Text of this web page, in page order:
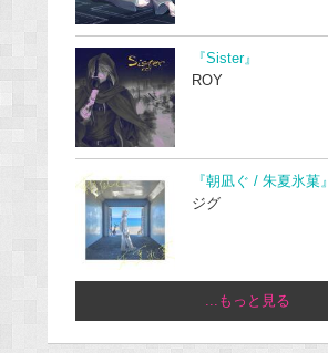
『Sister』
ROY
『朝凪ぐ / 朱夏氷菓』
ジグ
...もっと見る